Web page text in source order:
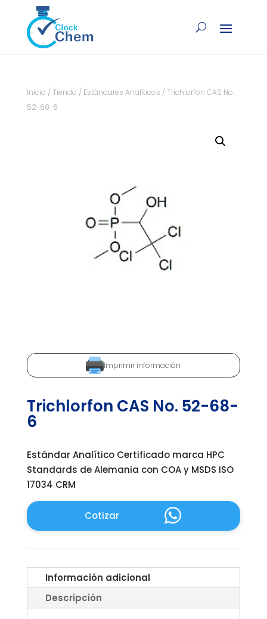
Inicio / Tienda / Estándares Analíticos / Trichlorfon CAS No.
52-68-6
Imprimir información
Trichlorfon CAS No. 52-68-
6
Estándar Analítico Certificado marca HPC
Standards de Alemania con COA y MSDS ISO
17034 CRM
Cotizar
Información adicional
Descripción